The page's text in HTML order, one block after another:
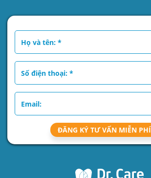
ĐĂNG KÝ TƯ VẤN MIỄN PHÍ